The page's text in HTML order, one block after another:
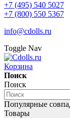
+7 (495) 540 5027
+7 (800) 550 5367
info@cdolls.ru
Toggle Nav
Корзина
Поиск
Поиск
Популярные
Товары